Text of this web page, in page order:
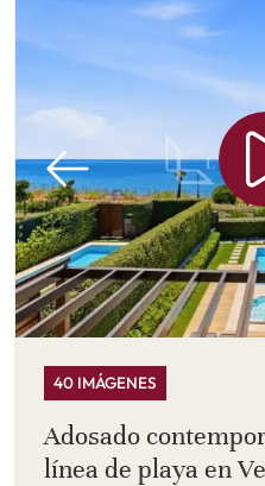
40 IMÁGENES
Adosado
línea de playa en